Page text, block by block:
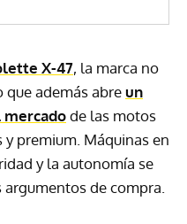
X-47, la marca no
que además abreun
de las motos
premium. Máquinas en
y la autonomía se
de compra.